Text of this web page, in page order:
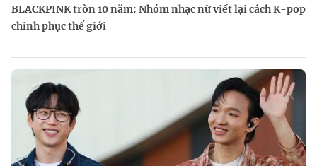
BLACKPINK tròn 10 năm: Nhóm nhạc nữ viết lại cách K-pop
chinh phục thế giới